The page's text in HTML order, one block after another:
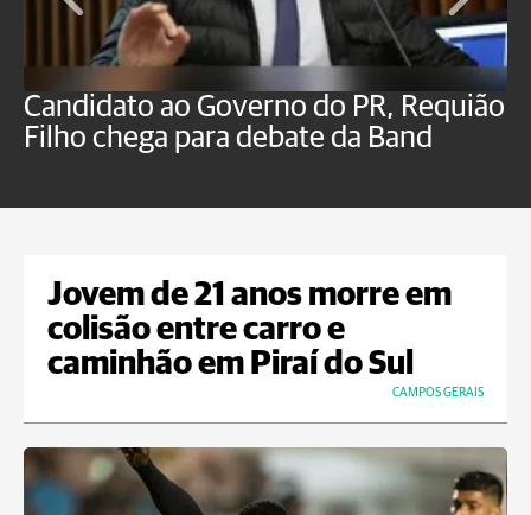
Candidato ao Governo do PR, Requião
Filho chega para debate da Band
Jovem de 21 anos morre em
colisão entre carro e
caminhão em Piraí do Sul
CAMPOS GERAIS